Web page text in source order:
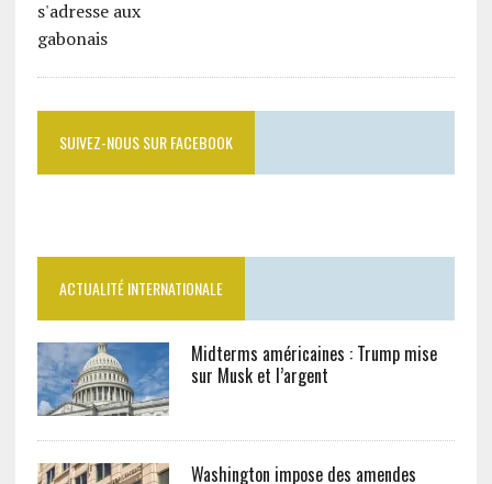
SUIVEZ-NOUS SUR FACEBOOK
ACTUALITÉ INTERNATIONALE
Midterms américaines : Trump mise
sur Musk et l’argent
Washington impose des amendes